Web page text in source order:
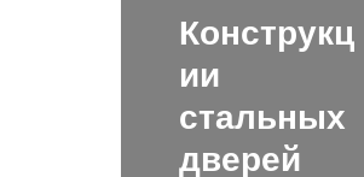
Конструкц
ии
стальных
дверей